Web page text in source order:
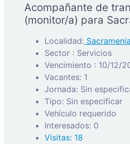
Acompañante de
(monitor/a) para
Localidad: Sacramenia
Sector : Servicios
Vencimiento : 10/12/
Vacantes: 1
Jornada: Sin
Tipo: Sin especificar
Vehículo requerido
Interesados: 0
Visitas: 18